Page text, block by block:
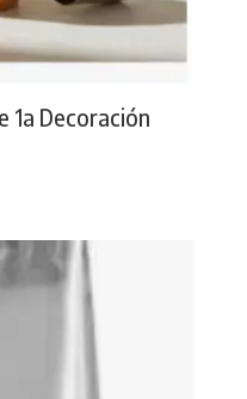
1a Decoración